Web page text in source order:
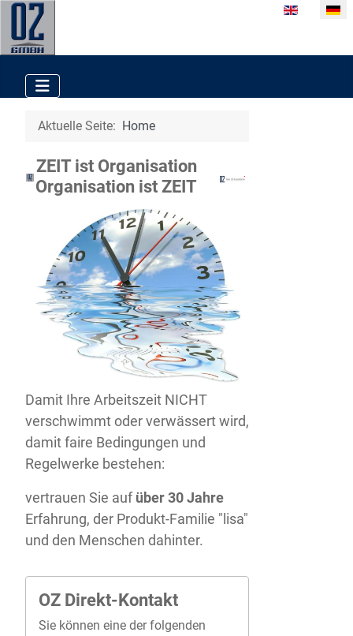
Sprache
Aktuelle Seite: Home
ZEIT ist Organisation
Organisation ist ZEIT
Damit Ihre Arbeitszeit NICHT
verschwimmt oder verwässert wird,
damit faire Bedingungen und
Regelwerke bestehen:
vertrauen Sie aufüber 30 Jahre
Erfahrung, der Produkt-Familie "lisa"
und den Menschen dahinter.
OZ Direkt-Kontakt
Sie können eine der folgenden